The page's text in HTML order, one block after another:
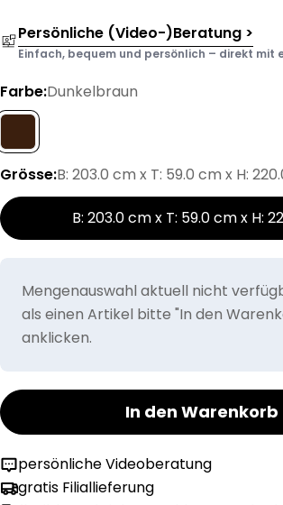
Persönliche (Video-)Beratung >
Einfach, bequem und persönlich – direkt mit
Farbe:Dunkelbraun
Grösse:B: 203.0 cm x T: 59.0 cm x H:
B: 203.0 cm x T: 59.0 cm x H:
Mengenauswahl aktuell nicht
als einen Artikel bitte "In den
anklicken.
In den Warenkorb
persönliche Videoberatung
gratis Filiallieferung